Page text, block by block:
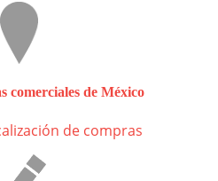
comerciales de México
de compras